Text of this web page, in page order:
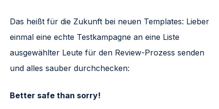
Das heißt für die Zukunft bei neuen Templates: Lieber
einmal eine echte Testkampagne an eine Liste
ausgewählter Leute für den Review-Prozess senden
und alles sauber durchchecken:
Better safe than sorry!